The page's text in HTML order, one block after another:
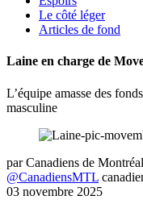
Le côté léger
Articles de fond
Laine en charge de
L’équipe amasse des
masculine
par Canadiens de Montréal
@CanadiensMTL
03 novembre 2025